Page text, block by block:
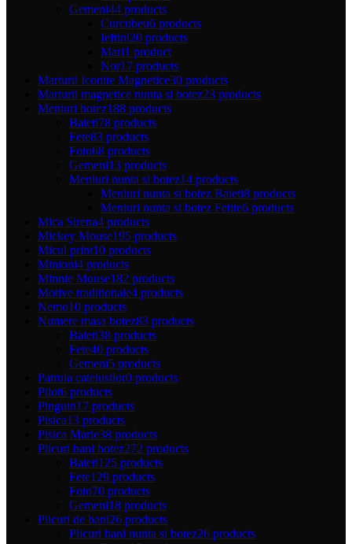
Gemeni44 products
Curcubeu6 products
Ieftini20 products
Mari1 product
Nor17 products
Marturii Iconite Magnetice30 products
Marturii magnetice nunta si botez23 products
Meniuri botez188 products
Baieti78 products
Fete83 products
Foto68 products
Gemeni13 products
Meniuri nunta si botez14 products
Meniuri nunta si botez Baieti8 products
Meniuri nunta si botez Fetite6 products
Mica Sirena4 products
Mickey Mouse195 products
Micul print10 products
Minioni4 products
Minnie Mouse182 products
Motive traditionale4 products
Nemo10 products
Numere masa botez83 products
Baieti38 products
Fete40 products
Gemeni5 products
Patrula catelusilor0 products
Pilot6 products
Pinguin17 products
Pisica13 products
Pisica Marie38 products
Plicuri bani botez272 products
Baieti125 products
Fete129 products
Foto70 products
Gemeni18 products
Plicuri de bani26 products
Plicuri bani nunta si botez26 products